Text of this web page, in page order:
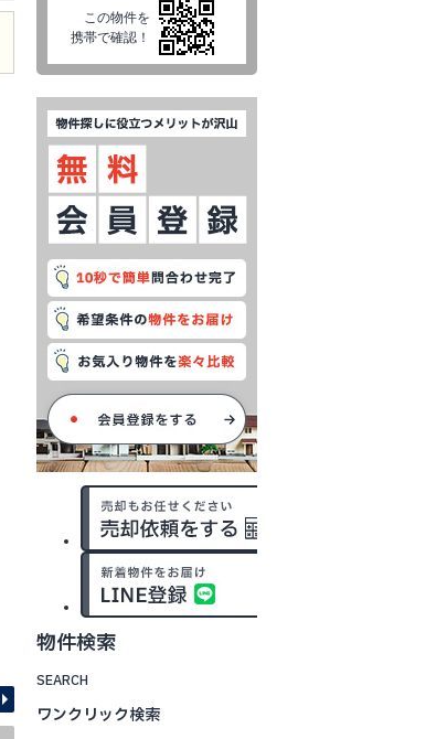
この物件を
携帯で確認！
物件検索
SEARCH
ワンクリック検索